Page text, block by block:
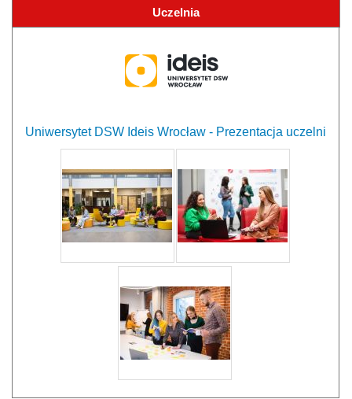
Uczelnia
Uniwersytet DSW Ideis Wrocław - Prezentacja uczelni